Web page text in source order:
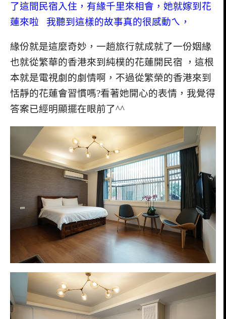
了這間民宿入住，有緣千里來相會，她就嫁到花
蓮來啦 我聽到這樣的故事真的很感動ㄟ，
緣份就是這麼奇妙，一趟旅行就成就了一份姻緣
也就從繁華的香港來到純樸的花蓮開民宿 ，這根
本就是電視劇的劇情啊，不過從繁榮的香港來到
恬靜的花蓮會習慣嗎?看著她開心的表情，我覺得
答案已經明顯擺在眼前了^^